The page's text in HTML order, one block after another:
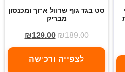
סט בגד גוף שרוול ארוך ומכנסון
מבריק
₪189.00
₪129.00
לצפייה ורכישה